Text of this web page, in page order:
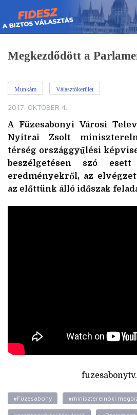
Skip
to
content
Megkezdődött a
Munkám Választókerület
2017. OKTÓBER 4.
A Füzesabonyi Városi
Nyitrai Zsolt
térség országgyűlési
beszélgetésen szó
eredményekről, az
az előttünk álló időszak
#Füzesabony #miniszterelnöki